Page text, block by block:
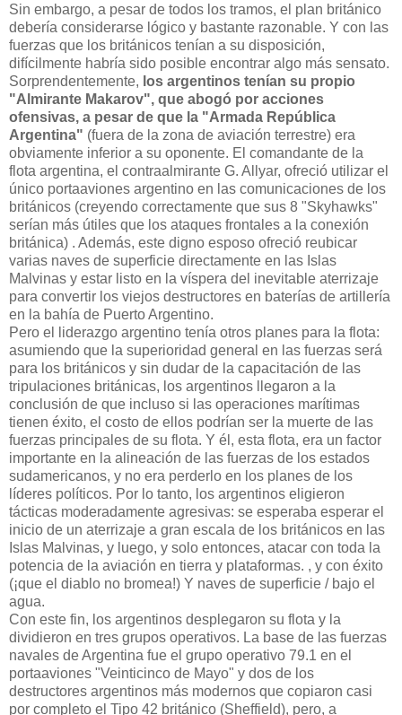
Sin embargo, a pesar de todos los tramos, el plan británico
debería considerarse lógico y bastante razonable. Y con las
fuerzas que los británicos tenían a su disposición,
difícilmente habría sido posible encontrar algo más sensato.
Sorprendentemente, los argentinos tenían su propio
"Almirante Makarov", que abogó por acciones
ofensivas, a pesar de que la "Armada República
Argentina" (fuera de la zona de aviación terrestre) era
obviamente inferior a su oponente. El comandante de la
flota argentina, el contraalmirante G. Allyar, ofreció utilizar el
único portaaviones argentino en las comunicaciones de los
británicos (creyendo correctamente que sus 8 "Skyhawks"
serían más útiles que los ataques frontales a la conexión
británica) . Además, este digno esposo ofreció reubicar
varias naves de superficie directamente en las Islas
Malvinas y estar listo en la víspera del inevitable aterrizaje
para convertir los viejos destructores en baterías de artillería
en la bahía de Puerto Argentino.
Pero el liderazgo argentino tenía otros planes para la flota:
asumiendo que la superioridad general en las fuerzas será
para los británicos y sin dudar de la capacitación de las
tripulaciones británicas, los argentinos llegaron a la
conclusión de que incluso si las operaciones marítimas
tienen éxito, el costo de ellos podrían ser la muerte de las
fuerzas principales de su flota. Y él, esta flota, era un factor
importante en la alineación de las fuerzas de los estados
sudamericanos, y no era perderlo en los planes de los
líderes políticos. Por lo tanto, los argentinos eligieron
tácticas moderadamente agresivas: se esperaba esperar el
inicio de un aterrizaje a gran escala de los británicos en las
Islas Malvinas, y luego, y solo entonces, atacar con toda la
potencia de la aviación en tierra y plataformas. , y con éxito
(¡que el diablo no bromea!) Y naves de superficie / bajo el
agua.
Con este fin, los argentinos desplegaron su flota y la
dividieron en tres grupos operativos. La base de las fuerzas
navales de Argentina fue el grupo operativo 79.1 en el
portaaviones "Veinticinco de Mayo" y dos de los
destructores argentinos más modernos que copiaron casi
por completo el Tipo 42 británico (Sheffield), pero, a